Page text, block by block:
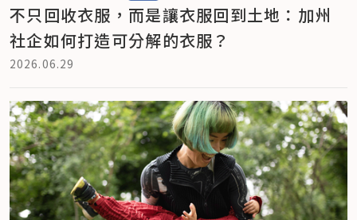
不只回收衣服，而是讓衣服回到土地：加州
社企如何打造可分解的衣服？
2026.06.29